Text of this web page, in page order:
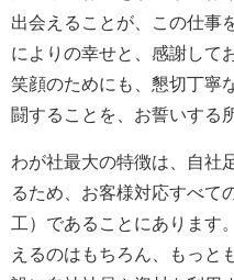
出会えることが、この仕事
によりの幸せと、感謝して
笑顔のためにも、懇切丁寧
闘することを、お誓いする
わが社最大の特徴は、自社
るため、お客様対応すべて
工）であることにあります
えるのはもちろん、もっと